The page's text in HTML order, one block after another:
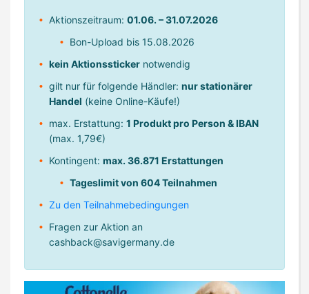
Aktionszeitraum: 01.06. – 31.07.2026
Bon-Upload bis 15.08.2026
kein Aktionssticker notwendig
gilt nur für folgende Händler: nur stationärer
Handel (keine Online-Käufe!)
max. Erstattung: 1 Produkt pro Person & IBAN
(max. 1,79€)
Kontingent: max. 36.871 Erstattungen
Tageslimit von 604 Teilnahmen
Zu den Teilnahmebedingungen
Fragen zur Aktion an
cashback@savigermany.de